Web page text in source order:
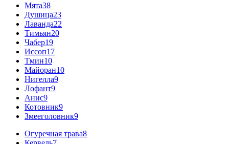
Мята38
Душица23
Лаванда22
Тимьян20
Чабер19
Иссоп17
Тмин10
Майоран10
Нигелла9
Лофант9
Анис9
Котовник9
Змееголовник9
Огуречная трава8